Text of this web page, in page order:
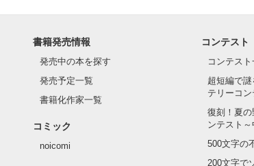
ったのは────
がなくてぶっきらぼう
書籍発売情報
発売中の本を探す
発売予定一覧
書籍化作家一覧
コミック
noicomi
コンテスト
コンテス
超短編で
テリーコ
復刻！夏
ンテスト
500文字の
200文字で